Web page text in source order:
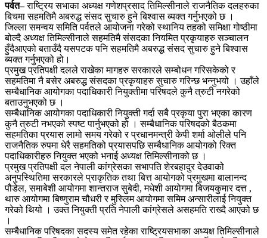
पर्वत–राष्ट्रिय सभाका अध्यक्ष गणेशप्रसाद तिमिल्सीनाले राजनैतिक दलहरुका
बिचमा सहमतिमै अबरुद्ध संसद सुचारु हुने बिश्वास ब्यक्त गर्नुभएको छ ।
जिल्ला समन्वय समिति पर्वतले आयोजना गरेको स्थानिय तहको समिक्षा गोष्ठीमा
बोल्दै अध्यक्ष तिमिल्सीनाले सहमतिमै संसदका नियमित प्रकृयाहरु सञ्चालन
हुँदैआएको बताउँदै यसपटक पनि सहमतिमै अबरुद्ध संसद सुचारु हुने बिश्वास
ब्यक्त गर्नुभएको हो।
प्रमुख प्रतिपक्षी दलले राखेका मागहरु सरकारले सम्बोधन गरिसकेको र
सहमतिमा नै बसेर अबरुद्ध संसदका प्रकृयाहरु सुचारु गरिन्छ भन्नुभयो । उहाँले
सम्बैधानिक आयोगका पदाधिकारी नियुक्तीमा परिषदले कुनै त्रुटी नगरेको
बताउनुभएको छ ।
सम्बैधानिक आयोगका पदाधिकारी नियुक्ती गर्दा सबै प्रकृया पुरा भएका कारण
कुनै त्रुटी नभएको स्पष्ट पार्नुभएको हो । सम्बैधानिक परिषदको बैठकमा
सहमतिका प्रयास लामो समय गरेको र प्रधानमन्त्री केपी शर्मा ओलीले पनि
राजनैतिक रुपमा धेरै सहमतिको प्रयासपछि सम्बैधानिक आयोगको रिक्त
पदाधिकारीहरु नियुक्त भएको भनाई अध्यक्ष तिमिल्सीनाको छ ।
प्रमुख प्रतिपक्षी दल नेपाली कांग्रेसका सभापति शेरबहादुर देउवाको
अनुपस्थितिमा सरकारले प्राकृतिक तथा बित्त आयोगको प्रमुखमा बालानन्द
पौडेल, समाबेशी आयोगमा शान्तराज सुबेदी, मधेशी आयोगमा बिजयकुमार दत्त ,
थारु आयोगमा बिष्णुराम चौधरी र मुस्लिम आयोगमा समिम अन्सारीलाई नियुक्त
गरेको थियो । उक्त नियुक्ती प्रति नेपाली कांग्रेसले असहमति राख्दै आएको छ
।
सम्बैधानिक परिषदका सदस्य समेत रहेका राष्ट्रियसभाका अध्यक्ष तिमिल्सीनाले